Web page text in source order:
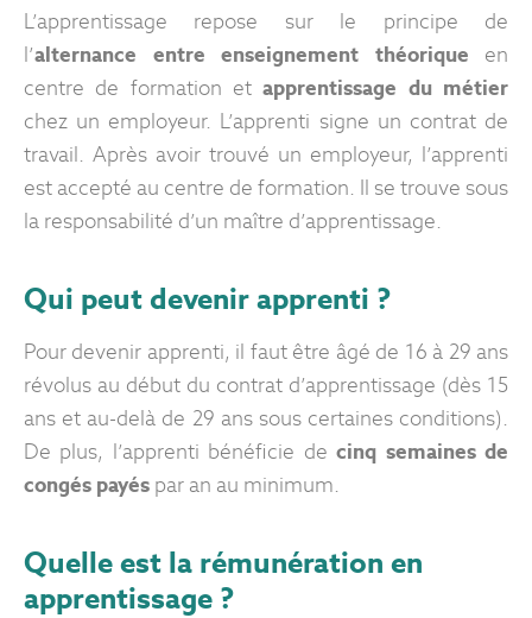
L’apprentissage repose sur le principe de
l’alternance entre enseignement théorique en
centre de formation etapprentissage du métier
chez un employeur. L’apprenti signe un contrat de
travail. Après avoir trouvé un employeur, l’apprenti
est accepté au centre de formation. Il se trouve sous
la responsabilité d’un maître d’apprentissage.
Qui peut devenir apprenti ?
Pour devenir apprenti, il faut être âgé de 16 à 29 ans
révolus au début du contrat d’apprentissage (dès 15
ans et au-delà de 29 ans sous certaines conditions).
De plus, l’apprenti bénéficie decinq semaines de
congés payés par an au minimum.
Quelle est la rémunération en
apprentissage ?